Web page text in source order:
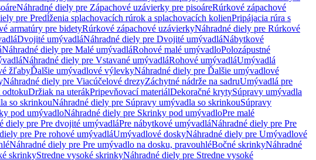
Náhradné diely pre Zápachové uzávierky pre pisoáreRúrkové zápachové
pre Predĺženia splachovacích rúrok a splachovacích kolienPripájacia rúra s
armatúry pre bidetyRúrkové zápachové uzávierkyNáhradné diely pre Rúrkové
Dvojité umývadláNáhradné diely pre Dvojité umývadláNábytkové
Náhradné diely pre Malé umývadláRohové malé umývadloPolozápustné
Náhradné diely pre Vstavané umývadláRohové umývadláUmývadlá
žľabyĎalšie umývadlové výlevkyNáhradné diely pre Ďalšie umývadlové
Náhradné diely pre Viacúčelové drezyZáchytné nádrže na sadruUmývadlá pre
Držiak na uterákPripevňovací materiálDekoračné krytySúpravy umývadla
so skrinkouNáhradné diely pre Súpravy umývadla so skrinkouSúpravy
pod umývadloNáhradné diely pre Skrinky pod umývadloPre malé
diely pre Pre dvojité umývadláPre nábytkové umývadláNáhradné diely pre Pre
pre Pre rohové umývadláUmývadlové doskyNáhradné diely pre Umývadlové
Náhradné diely pre Pre umývadlo na dosku, pravouhléBočné skrinkyNáhradné
skrinkyStredne vysoké skrinkyNáhradné diely pre Stredne vysoké